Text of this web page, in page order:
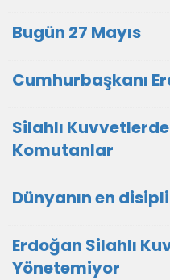
Bugün 27 Mayıs
Cumhurbaşkanı
Silahlı
Komutanlar
Dünyanın en
Erdoğan Silahlı
Yönetemiyor